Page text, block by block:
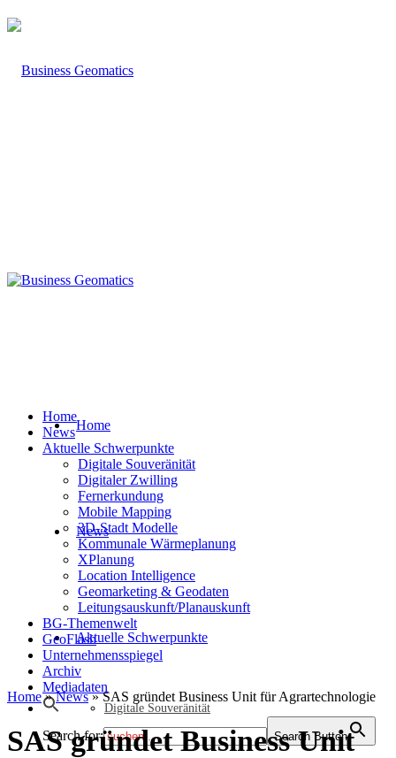
Home
News
Aktuelle Schwerpunkte
Digitale Souveränität
Home
News
Aktuelle Schwerpunkte
Digitale Souveränität
Digitaler Zwilling
Fernerkundung
Mobile Mapping
3D-Stadt Modelle
Kommunale Wärmeplanung
XPlanung
Location Intelligence
Geomarketing & Geodaten
Leitungsauskunft/Planauskunft
BG-Themenwelt
GeoFlash
Unternehmensspiegel
Archiv
Mediadaten
Search for: Search Button
Home»News»SAS gründet Business Unit für Agrartechnologie
SAS gründet Business Unit